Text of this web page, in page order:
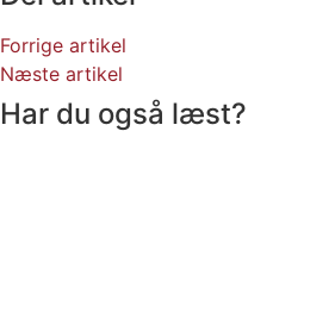
Forrige artikel
Næste artikel
Har du også læst?